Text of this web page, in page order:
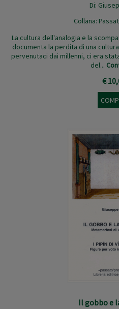
Di:
Collana:
La cultura dell'analogia e la
documenta la perdita di una
pervenutaci dai millenni, ci era
del...
€
Il gobbo e